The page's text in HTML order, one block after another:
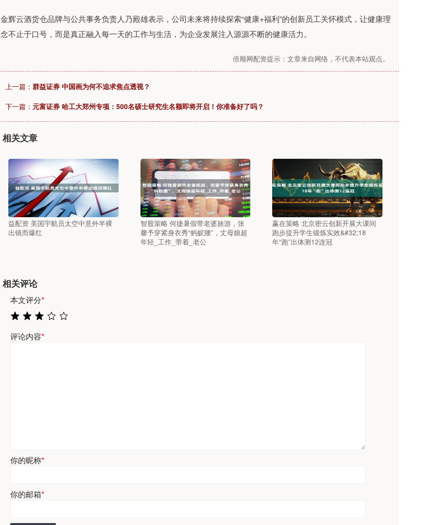
金辉云酒货仓品牌与公共事务负责人乃殿雄表示，公司未来将持续探索“健康+福利”的创新员工关怀模式，让健康理
念不止于口号，而是真正融入每一天的工作与生活，为企业发展注入源源不断的健康活力。
倍顺网配资提示：文章来自网络，不代表本站观点。
上一篇： 群益证券 中国画为何不追求焦点透视？
下一篇： 元富证券 哈工大郑州专项：500名硕士研究生名额即将开启！你准备好了吗？
相关文章
益配资 美国宇航员太空中意外半裸
出镜而爆红
智股策略 何捷暑假带老婆旅游，张
馨予穿紧身衣秀“蚂蚁腰”，丈母娘超
年轻_工作_带着_老公
赢在策略 北京密云创新开展大课间
跑步提升学生锻炼实效&#32;18
年“跑”出体测12连冠
相关评论
本文评分*
评论内容*
你的昵称*
你的邮箱*